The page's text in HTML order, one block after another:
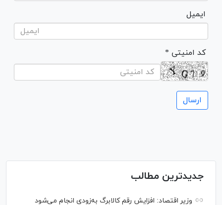
ایمیل
* کد امنیتی
جدیدترین مطالب
وزیر اقتصاد: افزایش رقم کالابرگ به‌زودی انجام می‌شود